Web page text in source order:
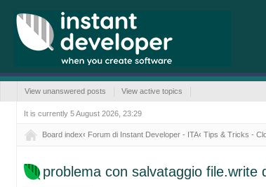
View unanswered posts View active topics
It is currently 5 August 2026, 23:29
Board index‹ Forum di Instant Developer - ITA‹ Tips & Tricks -
problema con salvataggio file.write